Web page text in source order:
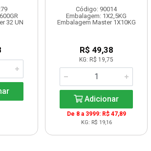
32 UN
Código: 90014
Embalagem: 1X2,5KG
Embalagem Master 1X10KG
R$ 49,38
KG: R$ 19,75
Adicionar
De 8 a 3999: R$ 47,89
KG: R$ 19,16